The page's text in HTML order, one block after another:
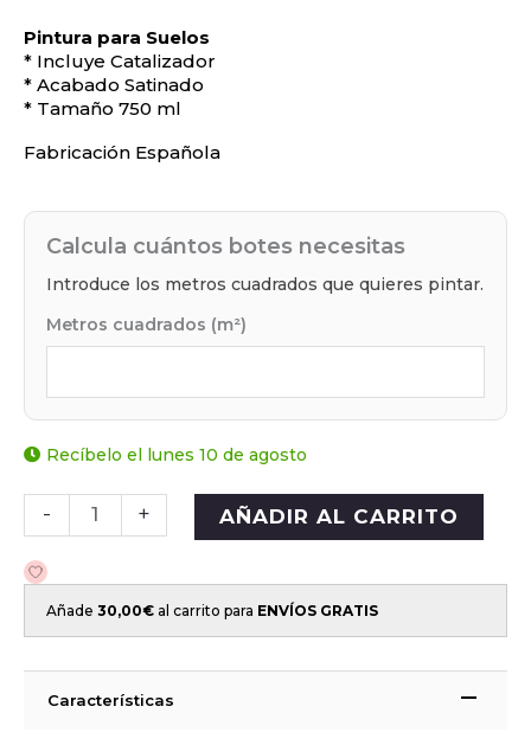
Pintura para Suelos
* Incluye Catalizador
* Acabado Satinado
* Tamaño 750 ml
Fabricación Española
Calcula cuántos botes necesitas
Introduce los metros cuadrados que quieres pintar.
Metros cuadrados (m²)
Recíbelo el lunes 10 de agosto
- + AÑADIR AL CARRITO
Añade 30,00€ al carrito para ENVÍOS GRATIS
Características